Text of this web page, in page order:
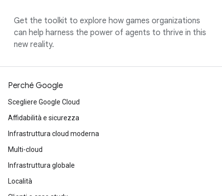
Get the toolkit to explore how games organizations
can help harness the power of agents to thrive in this
new reality.
Perché Google
Scegliere Google Cloud
Affidabilità e sicurezza
Infrastruttura cloud moderna
Multi-cloud
Infrastruttura globale
Località